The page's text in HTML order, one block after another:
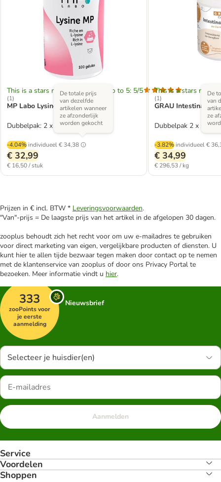
This is a stars rating area from zero to 5: 5/5
(1)
MP Labo Lysine MP
Dubbelpak: 2 x 100 capsules
-4.04% individueel€ 34,38
De totale prijs
van dezelfde
artikelen wanneer
ze afzonderlijk
worden gekocht
€ 32,99
€ 16,50 / stuk
This is a stars rating
(1)
GRAU Intestinal
Dubbelpak 2 x 60
-3.82% individueel €
De
van
ze
€ 34,99
€ 296,53 / kg
Prijzen in € incl. BTW * Leveringsvoorwaarden.
"Van"-prijs = De laagste prijs van het artikel in de afgelopen 30 dagen.
zooplus behoudt zich het recht voor om uw e-mailadres te gebruiken
voor direct marketing van eigen, vergelijkbare producten of diensten. U
kunt hier te allen tijde bezwaar tegen maken door contact op te nemen
met de klantenservice van zooplus of door ons Privacy Portal te
bezoeken. Meer informatie vindt u hier.
333
zooPoints voor
je eerste
aanmelding
Nieuwsbrief
Selecteer je huisdier(en)
Aanmelden
Service
Voordelen
Shoppen